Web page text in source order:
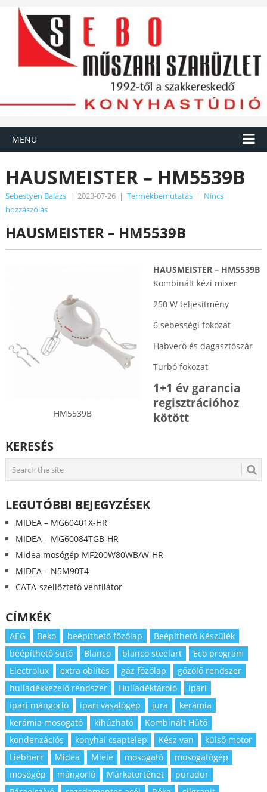
MENU
HAUSMEISTER – HM5539B
Sebestyén Balázs | 2023-07-26 | Termékbemutatás | Nincs
hozzászólás
HAUSMEISTER – HM5539B
HM5539B
HAUSMEISTER – HM5539B
Kombinált kézi mixer
250 W teljesítmény
6 sebességi fokozat
Habverő és dagasztószár
Turbó fokozat
1+1 év garancia
regisztrációhoz
kötött
KERESÉS
LEGUTÓBBI BEJEGYZÉSEK
MIDEA – MG60401X-HR
MIDEA – MG60084TGB-HR
Midea mosógép MF200W80WB/W-HR
MIDEA – N5M90T4
CATA-szellőztető ventilátor
CÍMKÉK
AEG Beko beépíthető főzőlap
Beépíthető Készülék
beépíthető sütő
Blanco blanco steelart
Eco program
Electrolux
extra öblítés gáz főzőlap
gőzölő rendszer
hulladékkezelő rendszer
Hulladéktároló
ipari
ipari mángorló
ipari vasalógép jura
kerámia
kerámia mosogató
kihúzható
Kombinált Hűtő
kondenzációs
konyhai csaptelep Kész van
külső motor
Liebherr
Midea Miele mosogató
mosogatógép
mosógép
mángorló Márkatörténet
puradur